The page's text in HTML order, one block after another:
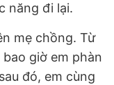
năng đi lại.
mẹ chồng. Từ
giờ em phàn
đó, em cùng